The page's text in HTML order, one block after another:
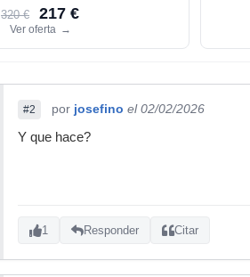
320 € 217 €
Ver oferta →
#2 por josefino el 02/02/2026
Y que hace?
1 Responder Citar